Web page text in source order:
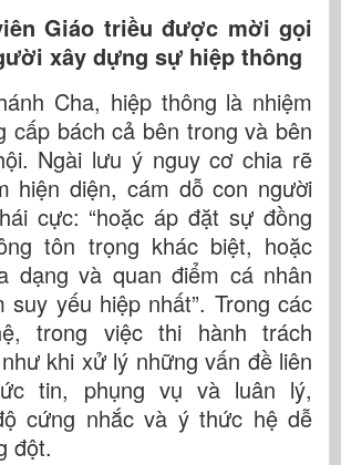
Giáo triều được mời gọi
xây dựng sự hiệp thông
Cha, hiệp thông là nhiệm
cấp bách cả bên trong và bên
Ngài lưu ý nguy cơ chia rẽ
hiện diện, cám dỗ con người
cực: “hoặc áp đặt sự đồng
tôn trọng khác biệt, hoặc
dạng và quan điểm cá nhân
suy yếu hiệp nhất”. Trong các
trong việc thi hành trách
khi xử lý những vấn đề liên
tin, phụng vụ và luân lý,
cứng nhắc và ý thức hệ dễ
đột.